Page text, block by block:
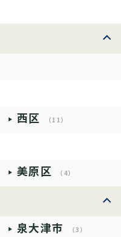
西区 （11）
美原区 （4）
泉大津市 （3）